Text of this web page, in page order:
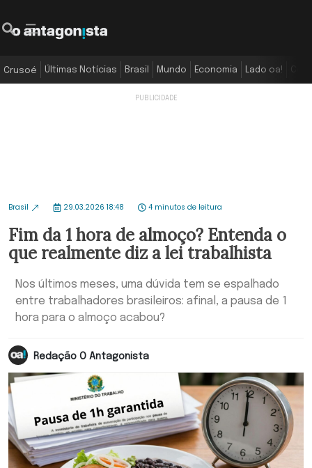
Crusoé Últimas Notícias Brasil Mundo Economia Lado oa!
Brasil 29.03.2026 18:48 4 minutos de leitura
Fim da 1 hora de almoço? Entenda o
que realmente diz a lei trabalhista
Nos últimos meses, uma dúvida tem se espalhado
entre trabalhadores brasileiros: afinal, a pausa de 1
hora para o almoço acabou?
Redação O Antagonista